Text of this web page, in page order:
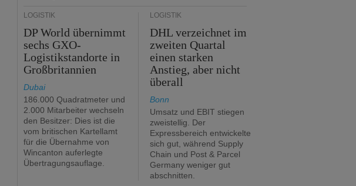
LOGISTIK
DP World übernimmt
sechs GXO-
Logistikstandorte in
Großbritannien
Dubai
186.000 Quadratmeter und
2.000 Mitarbeiter wechseln
den Besitzer: Dies ist die
vom britischen Kartellamt
für die Übernahme von
Wincanton auferlegte
Übertragungsauflage.
LOGISTIK
DHL verzeichnet im
zweiten Quartal
einen starken
Anstieg, aber nicht
überall
Bonn
Umsatz und EBIT stiegen
zweistellig. Der
Expressbereich entwickelte
sich gut, während Supply
Chain und Post & Parcel
Germany weniger gut
abschnitten.